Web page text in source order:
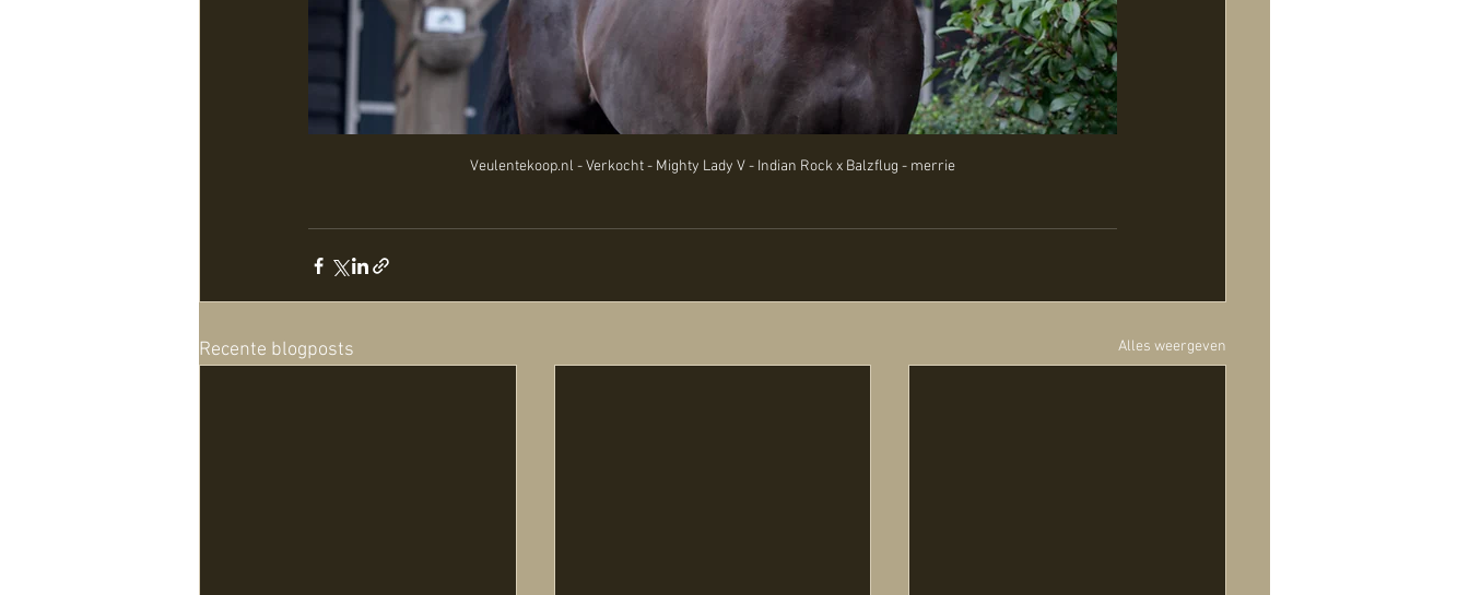
Veulentekoop.nl - Verkocht - Mighty Lady V - Indian Rock x Balzflug - merrie
Recente blogposts Alles weergeven